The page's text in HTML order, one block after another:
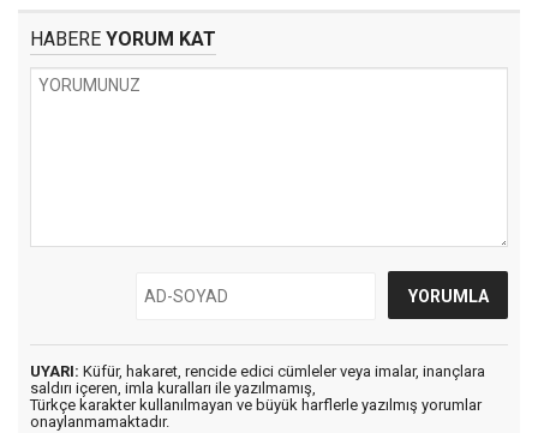
HABERE YORUM KAT
UYARI: Küfür, hakaret, rencide edici cümleler veya imalar, inançlara
saldırı içeren, imla kuralları ile yazılmamış,
Türkçe karakter kullanılmayan ve büyük harflerle yazılmış yorumlar
onaylanmamaktadır.